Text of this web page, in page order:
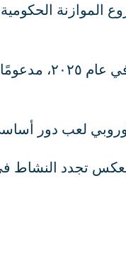
بوتيرة أسرع في عام ٢٠٢٦، وفقًا
وتتوقع البلاد نمو الناتج المحلي
لعب دور
الاستثمارات بنسبة ١٠.٢٪ في عام ٢٠٢٦، وهو